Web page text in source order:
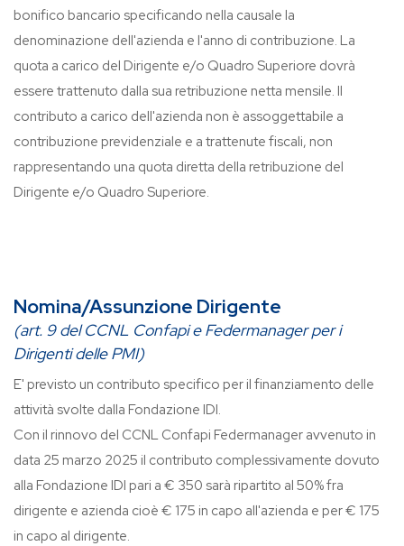
bonifico bancario specificando nella causale la
denominazione dell'azienda e l'anno di contribuzione. La
quota a carico del Dirigente e/o Quadro Superiore dovrà
essere trattenuto dalla sua retribuzione netta mensile. Il
contributo a carico dell'azienda non è assoggettabile a
contribuzione previdenziale e a trattenute fiscali, non
rappresentando una quota diretta della retribuzione del
Dirigente e/o Quadro Superiore.
Nomina/Assunzione Dirigente
(art. 9 del CCNL Confapi e Federmanager per i
Dirigenti delle PMI)
E' previsto un contributo specifico per il finanziamento delle
attività svolte dalla Fondazione IDI.
Con il rinnovo del CCNL Confapi Federmanager avvenuto in
data 25 marzo 2025 il contributo complessivamente dovuto
alla Fondazione IDI pari a € 350 sarà ripartito al 50% fra
dirigente e azienda cioè € 175 in capo all'azienda e per € 175
in capo al dirigente.